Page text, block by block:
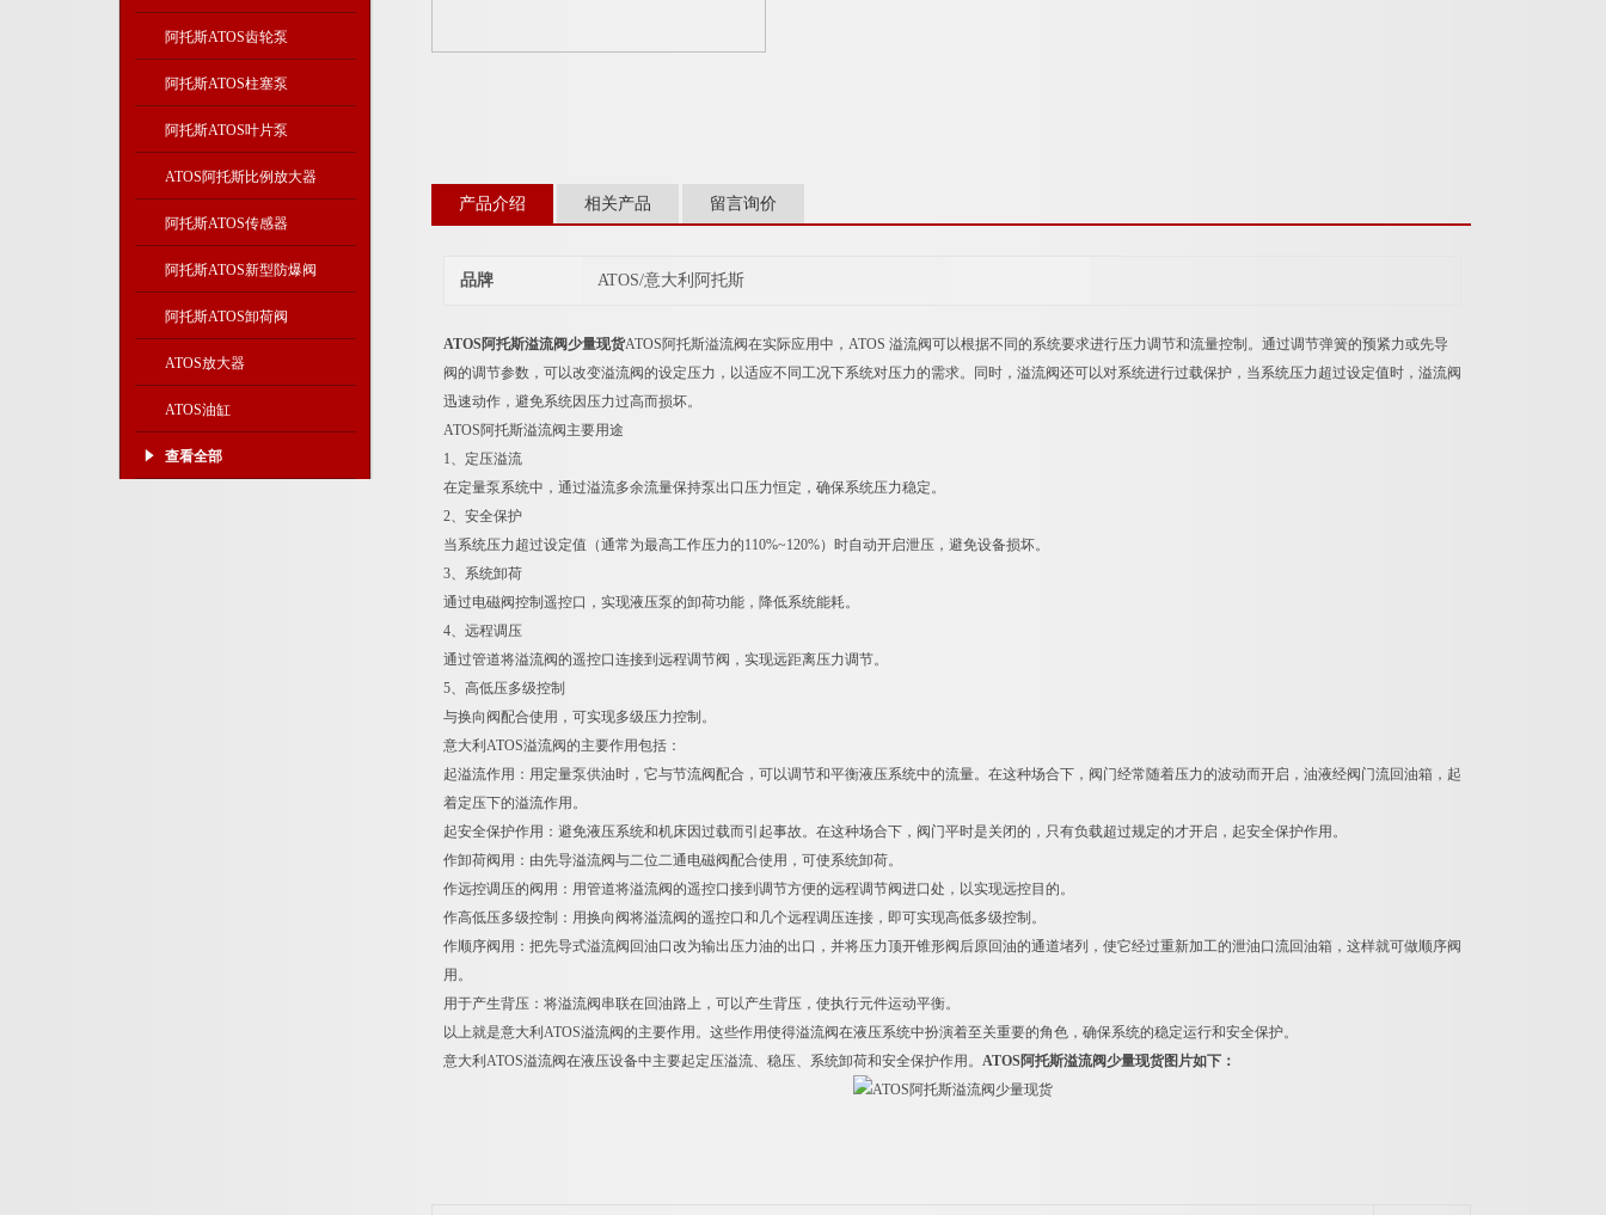
阿托斯ATOS齿轮泵
阿托斯ATOS柱塞泵
阿托斯ATOS叶片泵
ATOS阿托斯比例放大器
阿托斯ATOS传感器
阿托斯ATOS新型防爆阀
阿托斯ATOS卸荷阀
ATOS放大器
ATOS油缸
查看全部
产品介绍 相关产品 留言询价
品牌 ATOS/意大利阿托斯
ATOS阿托斯溢流阀少量现货ATOS阿托斯溢流阀在实际应用中，ATOS 溢流阀可以根据不同的系统要求进行压力调节和流量控制。通过调节弹簧的预紧力或先导
阀的调节参数，可以改变溢流阀的设定压力，以适应不同工况下系统对压力的需求。同时，溢流阀还可以对系统进行过载保护，当系统压力超过设定值时，溢流阀
迅速动作，避免系统因压力过高而损坏。
ATOS阿托斯溢流阀主要用途
1、定压溢流
在定量泵系统中，通过溢流多余流量保持泵出口压力恒定，确保系统压力稳定。
2、安全保护
当系统压力超过设定值（通常为最高工作压力的110%~120%）时自动开启泄压，避免设备损坏。
3、系统卸荷
通过电磁阀控制遥控口，实现液压泵的卸荷功能，降低系统能耗。
4、远程调压
通过管道将溢流阀的遥控口连接到远程调节阀，实现远距离压力调节。
5、高低压多级控制
与换向阀配合使用，可实现多级压力控制。
意大利ATOS溢流阀的主要作用包括：
起溢流作用：用定量泵供油时，它与节流阀配合，可以调节和平衡液压系统中的流量。在这种场合下，阀门经常随着压力的波动而开启，油液经阀门流回油箱，起
着定压下的溢流作用。
起安全保护作用：避免液压系统和机床因过载而引起事故。在这种场合下，阀门平时是关闭的，只有负载超过规定的才开启，起安全保护作用。
作卸荷阀用：由先导溢流阀与二位二通电磁阀配合使用，可使系统卸荷。
作远控调压的阀用：用管道将溢流阀的遥控口接到调节方便的远程调节阀进口处，以实现远控目的。
作高低压多级控制：用换向阀将溢流阀的遥控口和几个远程调压连接，即可实现高低多级控制。
作顺序阀用：把先导式溢流阀回油口改为输出压力油的出口，并将压力顶开锥形阀后原回油的通道堵列，使它经过重新加工的泄油口流回油箱，这样就可做顺序阀
用。
用于产生背压：将溢流阀串联在回油路上，可以产生背压，使执行元件运动平衡。
以上就是意大利ATOS溢流阀的主要作用。这些作用使得溢流阀在液压系统中扮演着至关重要的角色，确保系统的稳定运行和安全保护。
意大利ATOS溢流阀在液压设备中主要起定压溢流、稳压、系统卸荷和安全保护作用。 ATOS阿托斯溢流阀少量现货图片如下：